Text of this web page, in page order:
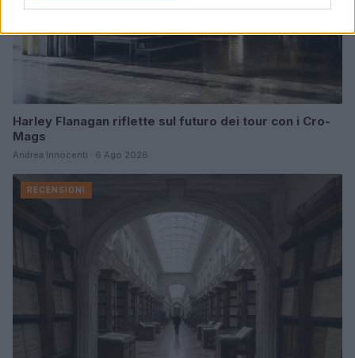
Harley Flanagan riflette sul futuro dei tour con i Cro-
Mags
Andrea Innocenti · 6 Ago 2026
RECENSIONI